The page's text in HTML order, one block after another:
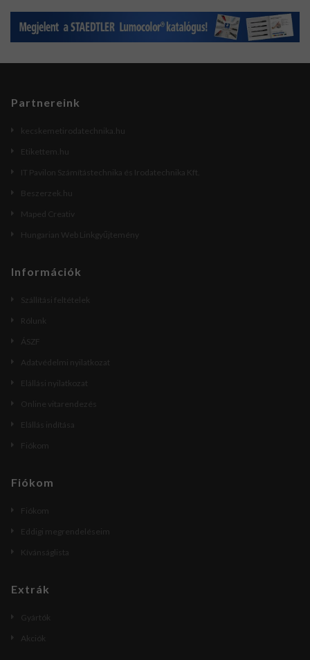
Partnereink
kecskemetirodatechnika.hu
Etikettem.hu
IT Pavilon Számítástechnika és Irodatechnika Kft.
Beszerzek.hu
Maped Creativ
Hungarian Web Linkgyűjtemény
Információk
Szállítási feltételek
Rólunk
ÁSZF
Adatvédelmi nyilatkozat
Elállási nyilatkozat
Online vitarendezés
Elállás indítása
Fiókom
Fiókom
Fiókom
Eddigi megrendeléseim
Kívánságlista
Extrák
Gyártók
Akciók